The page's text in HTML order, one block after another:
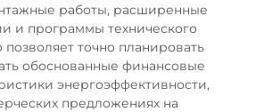
работы, расширенные
и программы технического
точно планировать
обоснованные финансовые
энергоэффективности,
предложениях на